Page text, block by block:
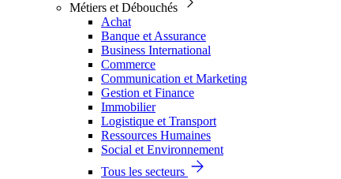
Métiers et Débouchés
Achat
Banque et Assurance
Business International
Commerce
Communication et Marketing
Gestion et Finance
Immobilier
Logistique et Transport
Ressources Humaines
Social et Environnement
Tous les secteurs